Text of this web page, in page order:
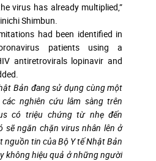
virus has already multiplied,”
Shimbun.
had been identified in
patients using a
antiretrovirals lopinavir and
Bản đang sử dụng cùng một
nghiên cứu lâm sàng trên
có triệu chứng từ nhẹ đến
sẽ ngăn chặn virus nhân lên ở
tin của Bộ Y tế Nhật Bản
không hiệu quả ở những người